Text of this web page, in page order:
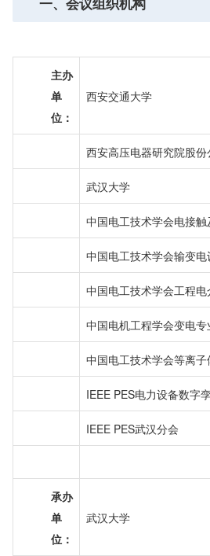
主办
单
位：
西安交通大学
西安高压电器研究院股份
武汉大学
中国电工技术学会电接
中国电工技术学会输变
中国电工技术学会工程
中国电机工程学会变电专
中国电工技术学会等离
IEEE PES电力设备数字
IEEE PES武汉分会
承办
单
位：
武汉大学